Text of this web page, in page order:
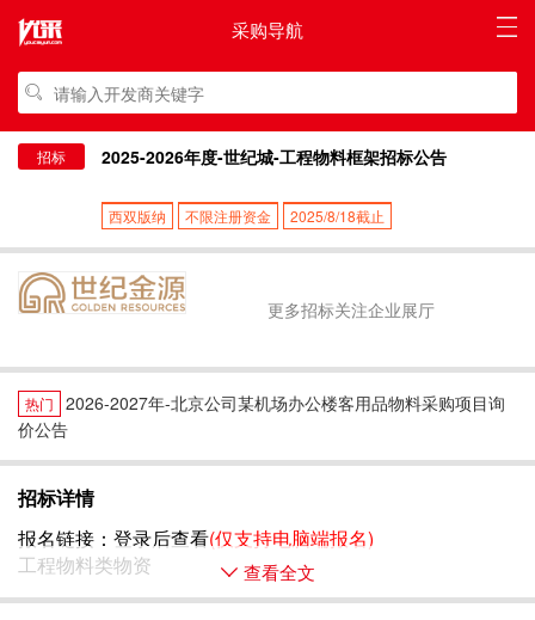
采购导航
招标 2025-2026年度-世纪城-工程物料框架招标公告
西双版纳 不限注册资金 2025/8/18截止
更多招标关注企业展厅
热门
2026-2027年-北京公司某机场办公楼客用品物料采购项目询
价公告
招标详情
报名链接： 登录后查看(仅支持电脑端报名)
工程物料类物资 查看全文